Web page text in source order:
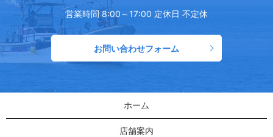
営業時間 8:00～17:00 定休日 不定休
お問い合わせフォーム
ホーム
店舗案内